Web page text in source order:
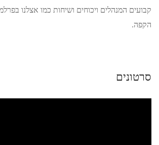
קבועים המנהלים ויכוחים ושיחות כמו אצלנו
הקפה.
סרטונים